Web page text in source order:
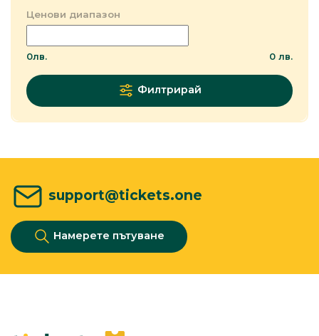
Ценови диапазон
0лв. 0 лв.
Филтрирай
support@tickets.one
Намерете пътуване